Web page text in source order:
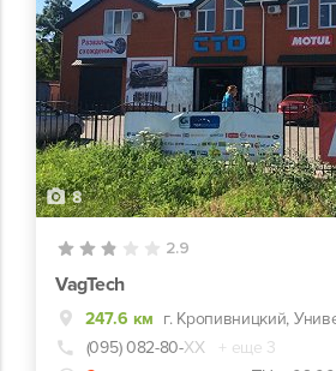
8
2.9
VagTech
247.6 км
(095) 082-80-ХХ
+ еще 3